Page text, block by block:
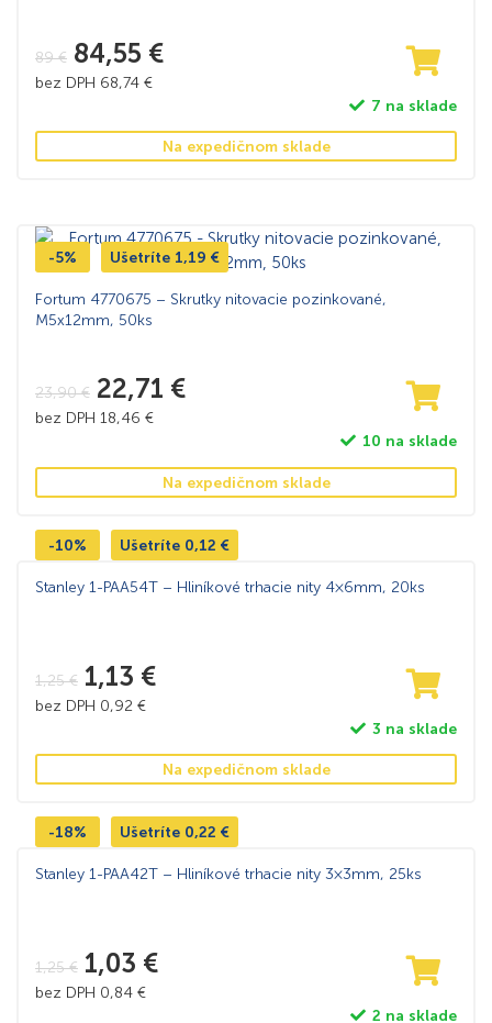
89€ 84,55 €
bez DPH 68,74 €
7 na sklade
Na expedičnom sklade
-5% Ušetríte 1,19 €
Fortum 4770675 – Skrutky nitovacie pozinkované,
M5x12mm, 50ks
23,90€ 22,71 €
bez DPH 18,46 €
10 na sklade
Na expedičnom sklade
-10% Ušetríte 0,12 €
Stanley 1-PAA54T – Hliníkové trhacie nity 4×6mm, 20ks
1,25€ 1,13 €
bez DPH 0,92 €
3 na sklade
Na expedičnom sklade
-18% Ušetríte 0,22 €
Stanley 1-PAA42T – Hliníkové trhacie nity 3×3mm, 25ks
1,25€ 1,03 €
bez DPH 0,84 €
2 na sklade